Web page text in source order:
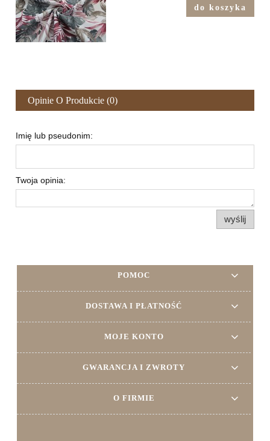
do koszyka
Opinie O Produkcie (0)
Imię lub pseudonim:
Twoja opinia:
wyślij
POMOC
DOSTAWA I PŁATNOŚĆ
MOJE KONTO
GWARANCJA I ZWROTY
O FIRMIE